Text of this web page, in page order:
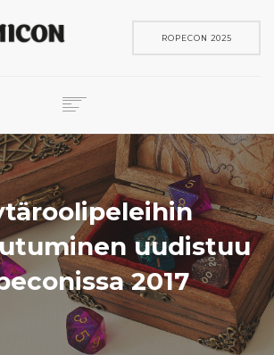
ROPECON 2025
uudistuu
2017